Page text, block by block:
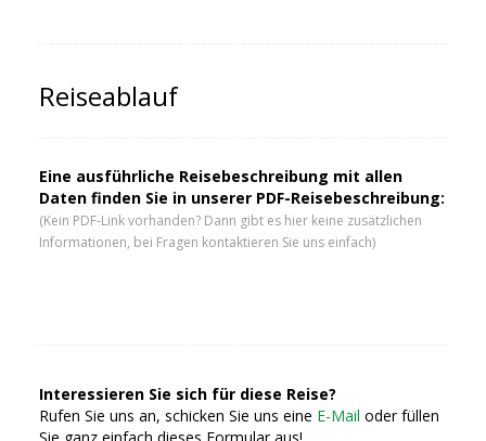
Reiseablauf
Eine ausführliche Reisebeschreibung mit allen
Daten finden Sie in unserer PDF-Reisebeschreibung:
(Kein PDF-Link vorhanden? Dann gibt es hier keine zusätzlichen
Informationen, bei Fragen kontaktieren Sie uns einfach)
Interessieren Sie sich für diese Reise?
Rufen Sie uns an, schicken Sie uns eine E-Mail oder füllen